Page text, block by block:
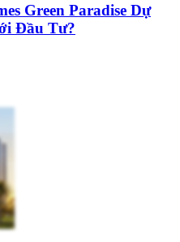
Green Paradise Dự
Đầu Tư?